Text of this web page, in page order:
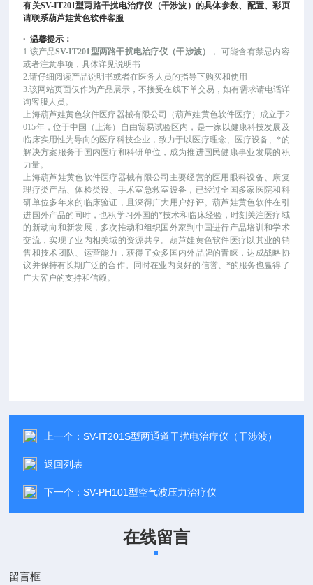
有关SV-IT201型两路干扰电治疗仪（干涉波） 的具体参数、配置、彩页
请联系葫芦娃黄色软件客服
·温馨提示：
1.该产品SV-IT201型两路干扰电治疗仪（干涉波） ， 可能含有禁忌内容
或者注意事项，具体详见说明书
2.请仔细阅读产品说明书或者在医务人员的指导下购买和使用
3.该网站页面仅作为产品展示，不接受在线下单交易，如有需求请电话详
询客服人员。
上海葫芦娃黄色软件医疗器械有限公司（葫芦娃黄色软件医疗）成立于2
015年，位于中国（上海）自由贸易试验区内，是一家以健康科技发展及
临床实用性为导向的医疗科技企业，致力于以医疗理念、医疗设备、*的
解决方案服务于国内医疗和科研单位，成为推进国民健康事业发展的积
力量。
上海葫芦娃黄色软件医疗器械有限公司主要经营的医用眼科设备、康复
理疗类产品、体检类设、手术室急救室设备，已经过全国多家医院和科
研单位多年来的临床验证，且深得广大用户好评。葫芦娃黄色软件在引
进国外产品的同时，也积学习外国的*技术和临床经验，时刻关注医疗域
的新动向和新发展，多次推动和组织国外家到中国进行产品培训和学术
交流，实现了业内相关域的资源共享。葫芦娃黄色软件医疗以其业的销
售和技术团队、运营能力，获得了众多国内外品牌的青睐，达成战略协
议并保持有长期广泛的合作。同时在业内良好的信誉、*的服务也赢得了
广大客户的支持和信赖。
上一个：SV-IT201S型两通道干扰电治疗仪（干涉波）
返回列表
下一个：SV-PH101型空气波压力治疗仪
在线留言
留言框